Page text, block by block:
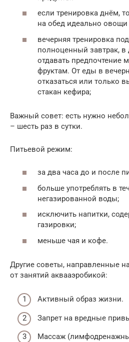
если тренировка днём,
на обед идеально овощи
вечерняя тренировка
полноценный завтрак, в
отдавать предпочтение
фруктам. От еды в
отказаться или только
стакан кефира;
Важный совет: есть нужно
– шесть раз в сутки.
Питьевой режим:
за два часа до и после
больше употреблять в
негазированной воды;
исключить напитки,
газировки;
меньше чая и кофе.
Другие советы, направленные
от занятий аквааэробикой:
Активный образ жизни.
Запрет на вредные
Массаж